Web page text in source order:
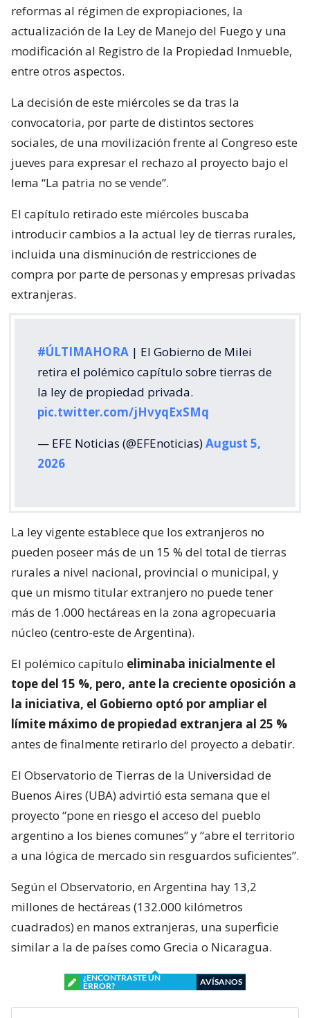
reformas al régimen de expropiaciones, la
actualización de la Ley de Manejo del Fuego y una
modificación al Registro de la Propiedad Inmueble,
entre otros aspectos.
La decisión de este miércoles se da tras la
convocatoria, por parte de distintos sectores
sociales, de una movilización frente al Congreso este
jueves para expresar el rechazo al proyecto bajo el
lema “La patria no se vende”.
El capítulo retirado este miércoles buscaba
introducir cambios a la actual ley de tierras rurales,
incluida una disminución de restricciones de
compra por parte de personas y empresas privadas
extranjeras.
#ÚLTIMAHORA | El Gobierno de Milei
retira el polémico capítulo sobre tierras de
la ley de propiedad privada.
pic.twitter.com/jHvyqExSMq
— EFE Noticias (@EFEnoticias)August 5,
2026
La ley vigente establece que los extranjeros no
pueden poseer más de un 15 % del total de tierras
rurales a nivel nacional, provincial o municipal, y
que un mismo titular extranjero no puede tener
más de 1.000 hectáreas en la zona agropecuaria
núcleo (centro-este de Argentina).
El polémico capítulo eliminaba inicialmente el
tope del 15 %, pero, ante la creciente oposición a
la iniciativa, el Gobierno optó por ampliar el
límite máximo de propiedad extranjera al 25 %
antes de finalmente retirarlo del proyecto a debatir.
El Observatorio de Tierras de la Universidad de
Buenos Aires (UBA) advirtió esta semana que el
proyecto “pone en riesgo el acceso del pueblo
argentino a los bienes comunes” y “abre el territorio
a una lógica de mercado sin resguardos suficientes”.
Según el Observatorio, en Argentina hay 13,2
millones de hectáreas (132.000 kilómetros
cuadrados) en manos extranjeras, una superficie
similar a la de países como Grecia o Nicaragua.
¿ENCONTRASTE UN
ERROR?
AVÍSANOS